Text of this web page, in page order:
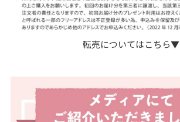
転売についてはこちら▼